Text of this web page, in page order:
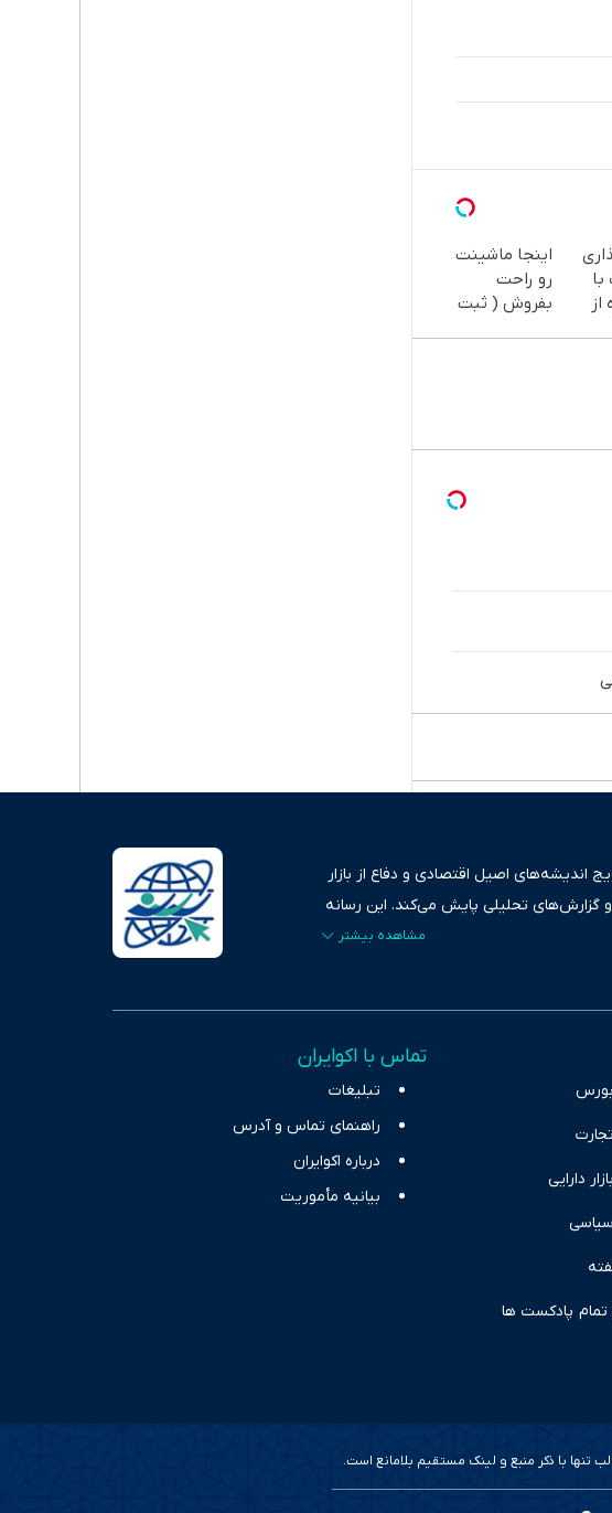
اینجا ماشینت
رو راحت
بفروش ( ثبت
اندیشه‌های اصیل اقتصادی و دفاع از بازار
و گزارش‌های تحلیلی پایش می‌کند. این رسانه
سیاست‌ها و کارکردهای بازارهای مالی،
خبری مخاطبان در حوزه‌های اثرگذار بر
بورس
دارایی
سیاسی
تمام پادکست ها
تماس با اکوایران
تبلیغات
راهنمای تماس و آدرس
درباره اکوایران
بیانیه مأموریت
تنها با ذکر منبع و لینک مستقیم بلامانع است.